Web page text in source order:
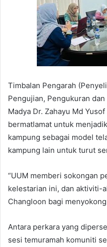
Timbalan Pengarah
Pengujian, Pengukuran
Madya Dr. Zahayu Md
bermatlamat untuk
kampung sebagai model
kampung lain untuk turut
“UUM memberi sokongan
kelestarian ini, dan aktiviti-
Changloon bagi
Antara perkara yang
sesi temuramah komuniti